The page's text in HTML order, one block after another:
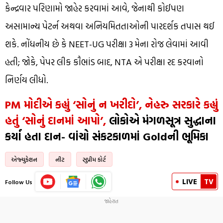
કેન્દ્રવાર પરિણામો જાહેર કરવામાં આવે, જેનાથી કોઈપણ
અસામાન્ય પેટર્ન અથવા અનિયમિતતાઓની પારદર્શક તપાસ થઈ
શકે. નોંધનીય છે કે NEET-UG પરીક્ષા 3 મેના રોજ લેવામાં આવી
હતી; જોકે, પેપર લીક કૌભાંડ બાદ, NTA એ પરીક્ષા રદ કરવાનો
નિર્ણય લીધો.
PM મોદીએ કહ્યું ‘સોનું ન ખરીદો’, નેહરુ સરકારે કહ્યું
હતું ‘સોનું દાનમાં આપો’, લોકોએ મંગળસૂત્ર સુદ્ધાના
કર્યા હતા દાન- વાંચો સંકટકાળમાં Goldની ભૂમિકા
એજ્યુકેશન નીટ સુપ્રીમ કોર્ટ
Follow Us LIVE TV